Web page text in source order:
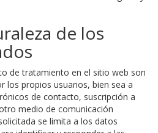
de los
de tratamiento en el sitio web son
los propios usuarios, bien sea a
de contacto, suscripción a
medio de comunicación
se limita a los datos